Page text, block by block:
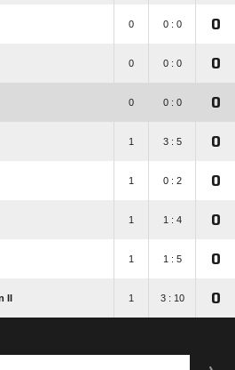
0 0 : 0 0
0 0 : 0 0
0 0 : 0 0
1 3 : 5 0
1 0 : 2 0
1 1 : 4 0
1 1 : 5 0
II 1 3 : 10 0